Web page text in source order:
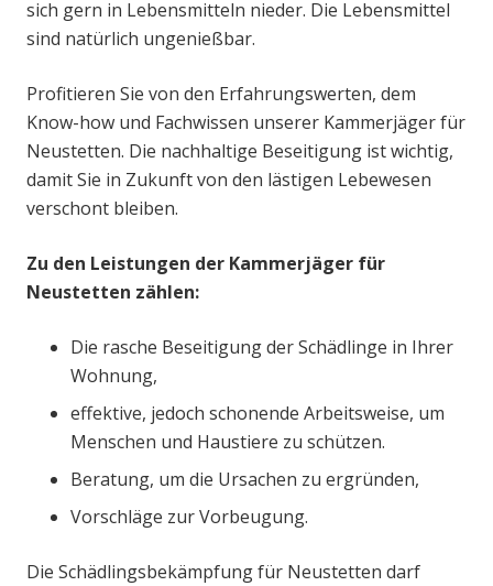
sich gern in Lebensmitteln nieder. Die Lebensmittel
sind natürlich ungenießbar.
Profitieren Sie von den Erfahrungswerten, dem
Know-how und Fachwissen unserer Kammerjäger für
Neustetten. Die nachhaltige Beseitigung ist wichtig,
damit Sie in Zukunft von den lästigen Lebewesen
verschont bleiben.
Zu den Leistungen der Kammerjäger für
Neustetten zählen:
Die rasche Beseitigung der Schädlinge in Ihrer
Wohnung,
effektive, jedoch schonende Arbeitsweise, um
Menschen und Haustiere zu schützen.
Beratung, um die Ursachen zu ergründen,
Vorschläge zur Vorbeugung.
Die Schädlingsbekämpfung für Neustetten darf